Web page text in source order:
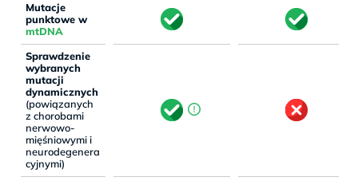
Mutacje
punktowe w
mtDNA
Sprawdzenie
wybranych
mutacji
dynamicznych
(powiązanych
z chorobami
nerwowo-
mięśniowymi i
neurodegenera
cyjnymi)